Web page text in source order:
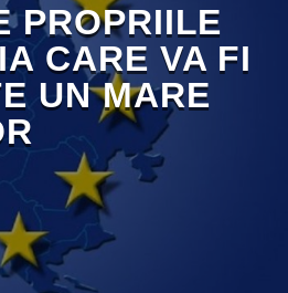
PROPRIILE
CARE VA FI
UN MARE